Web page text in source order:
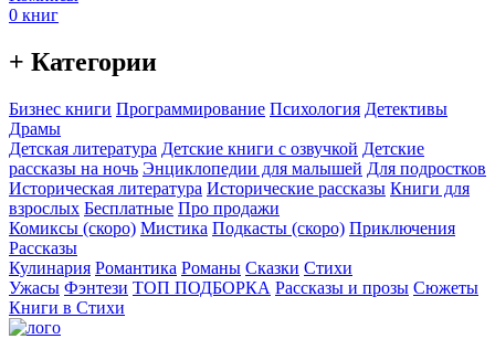
0 книг
+ Категории
Бизнес книги Программирование Психология Детективы
Драмы
Детская литература Детские книги с озвучкой Детские
рассказы на ночь Энциклопедии для малышей Для подростков
Историческая литература Исторические рассказы Книги для
взрослых Бесплатные Про продажи
Комиксы (скоро) Мистика Подкасты (скоро) Приключения
Рассказы
Кулинария Романтика Романы Сказки Стихи
Ужасы Фэнтези ТОП ПОДБОРКА Рассказы и прозы Сюжеты
Книги в Стихи